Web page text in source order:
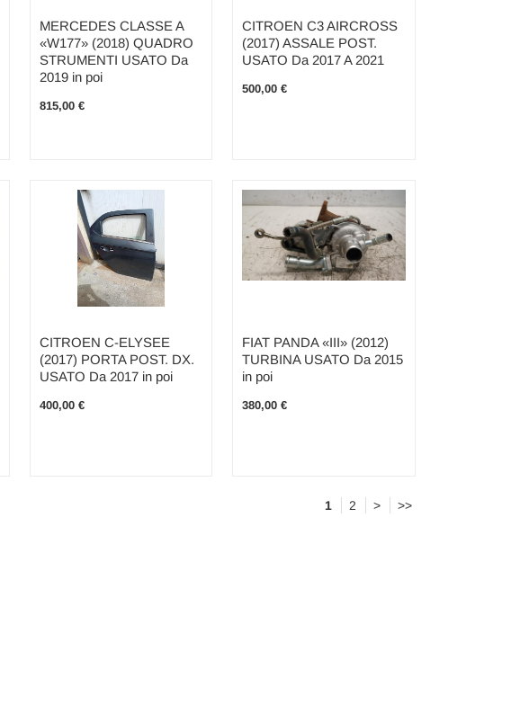
MERCEDES CLASSE A
«W177» (2018) QUADRO
STRUMENTI USATO Da
2019 in poi
815,00 €
CITROEN C3 AIRCROSS
(2017) ASSALE POST.
USATO Da 2017 A 2021
500,00 €
CITROEN C-ELYSEE
(2017) PORTA POST. DX.
USATO Da 2017 in poi
400,00 €
FIAT PANDA «III» (2012)
TURBINA USATO Da 2015
in poi
380,00 €
1 2 > >>